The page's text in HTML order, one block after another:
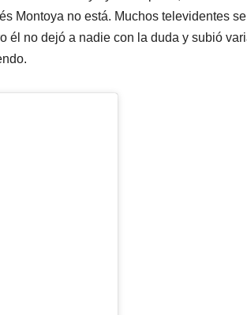
Montoya no está. Muchos televidentes se
él no dejó a nadie con la duda y subió